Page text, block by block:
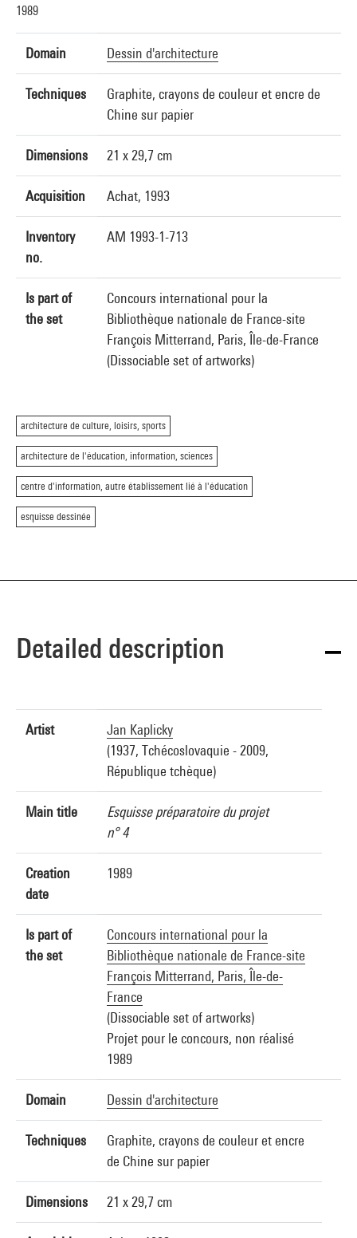
1989
Domain Dessin d'architecture
Techniques
Graphite, crayons de couleur et encre de
Chine sur papier
Dimensions 21 x 29,7 cm
Acquisition Achat, 1993
Inventory
no.
AM 1993-1-713
Is part of
the set
Concours international pour la
Bibliothèque nationale de France-site
François Mitterrand, Paris, Île-de-France
(Dissociable set of artworks)
architecture de culture, loisirs, sports
architecture de l'éducation, information, sciences
centre d'information, autre établissement lié à l'éducation
esquisse dessinée
Detailed description
Artist
Jan Kaplicky
(1937, Tchécoslovaquie - 2009,
République tchèque)
Main title
Esquisse préparatoire du projet
n° 4
Creation
date
1989
Is part of
the set
Concours international pour la
Bibliothèque nationale de France-site
François Mitterrand, Paris, Île-de-
France
(Dissociable set of artworks)
Projet pour le concours, non réalisé
1989
Domain Dessin d'architecture
Techniques
Graphite, crayons de couleur et encre
de Chine sur papier
Dimensions 21 x 29,7 cm